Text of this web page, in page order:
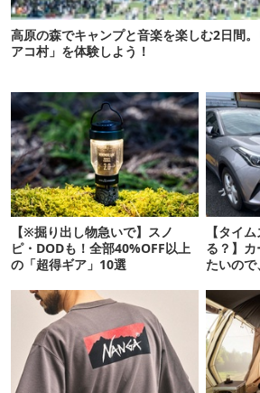
高原の森でキャンプと音楽を楽しむ2日間
アコ村」を体験しよう！
【※掘り出し物急いで】スノ
ピ・DODも！全部40%OFF以上
の「超得ギア」10選
【タイ
る？】
たいの